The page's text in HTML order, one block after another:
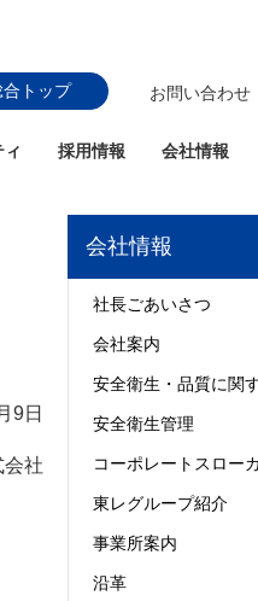
合トップ お問い合わせ
採用情報 会社情報
9日
会社
会社情報
社長ごあいさつ
会社案内
安全衛生・品質に関
安全衛生管理
コーポレートスロー
東レグループ紹介
事業所案内
沿革